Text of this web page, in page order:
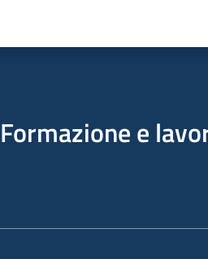
Formazione e